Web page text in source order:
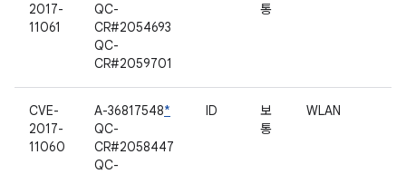
2017-
11061
QC-
CR#2054693
QC-
CR#2059701
통
CVE-
2017-
11060
A-36817548*
QC-
CR#2058447
QC-
ID
보
통
WLAN